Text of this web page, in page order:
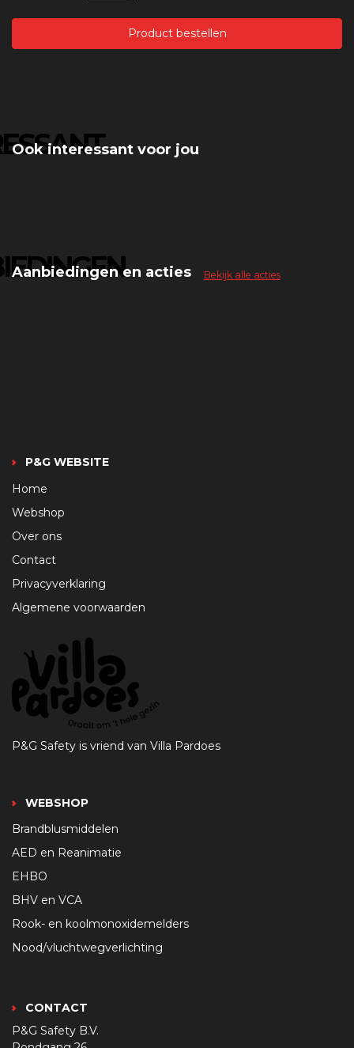
Product bestellen
Ook interessant voor jou
Aanbiedingen en acties Bekijk alle acties
P&G WEBSITE
Home
Webshop
Over ons
Contact
Privacyverklaring
Algemene voorwaarden
P&G Safety is vriend van Villa Pardoes
WEBSHOP
Brandblusmiddelen
AED en Reanimatie
EHBO
BHV en VCA
Rook- en koolmonoxidemelders
Nood/vluchtwegverlichting
CONTACT
P&G Safety B.V.